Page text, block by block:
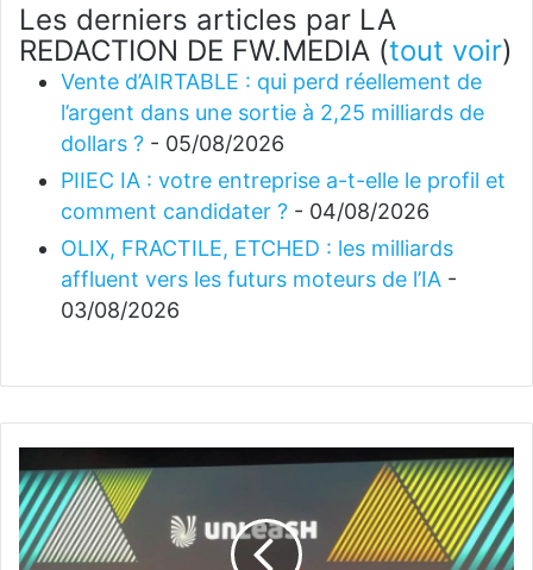
Les derniers articles par LA
REDACTION DE FW.MEDIA (tout voir)
Vente d’AIRTABLE : qui perd réellement de
l’argent dans une sortie à 2,25 milliards de
dollars ? - 05/08/2026
PIIEC IA : votre entreprise a-t-elle le profil et
comment candidater ? - 04/08/2026
OLIX, FRACTILE, ETCHED : les milliards
affluent vers les futurs moteurs de l’IA -
03/08/2026